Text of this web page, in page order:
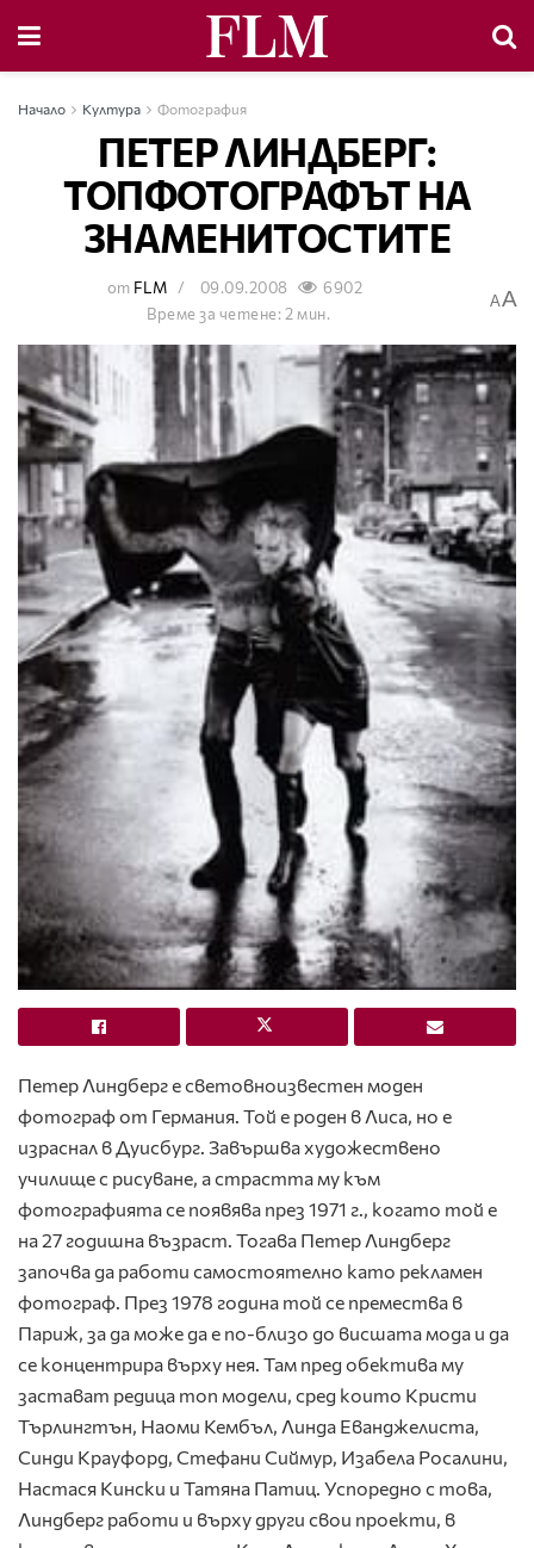
Начало Култура Фотография
ПЕТЕР ЛИНДБЕРГ:
ТОПФОТОГРАФЪТ НА
ЗНАМЕНИТОСТИТЕ
от FLM 09.09.2008
6902
Време за четене: 2 мин.
AA
Петер Линдберг е световноизвестен моден
фотограф от Германия. Той е роден в Лиса, но е
израснал в Дуисбург. Завършва художествено
училище с рисуване, а страстта му към
фотографията се появява през 1971 г., когато той е
на 27 годишна възраст. Тогава Петер Линдберг
започва да работи самостоятелно като рекламен
фотограф. През 1978 година той се премества в
Париж, за да може да е по-близо до висшата мода и да
се концентрира върху нея. Там пред обектива му
застават редица топ модели, сред които Кристи
Търлингтън, Наоми Кембъл, Линда Еванджелиста,
Синди Крауфорд, Стефани Сиймур, Изабела Росалини,
Настася Кински и Татяна Патиц. Успоредно с това,
Линдберг работи и върху други свои проекти, в